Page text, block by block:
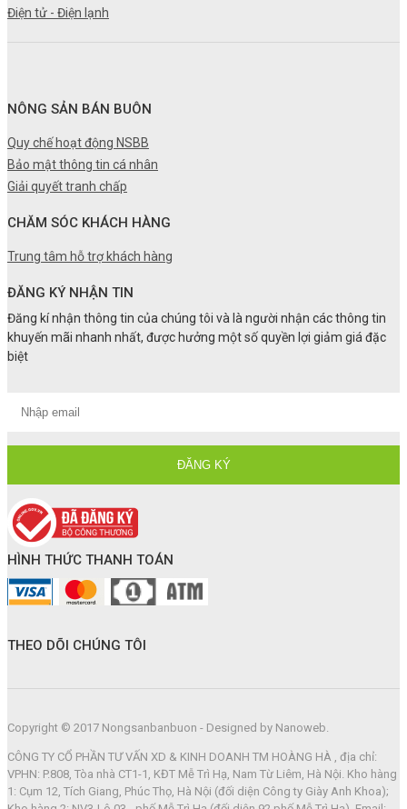
Điện tử - Điện lạnh
NÔNG SẢN BÁN BUÔN
Quy chế hoạt động NSBB
Bảo mật thông tin cá nhân
Giải quyết tranh chấp
CHĂM SÓC KHÁCH HÀNG
Trung tâm hỗ trợ khách hàng
ĐĂNG KÝ NHẬN TIN
Đăng kí nhận thông tin của chúng tôi và là người nhận các thông tin
khuyến mãi nhanh nhất, được hưởng một số quyền lợi giảm giá đặc
biệt
HÌNH THỨC THANH TOÁN
THEO DÕI CHÚNG TÔI
Copyright © 2017 Nongsanbanbuon - Designed by Nanoweb.
CÔNG TY CỔ PHẦN TƯ VẤN XD & KINH DOANH TM HOÀNG HÀ , địa chỉ:
VPHN: P.808, Tòa nhà CT1-1, KĐT Mễ Trì Hạ, Nam Từ Liêm, Hà Nội. Kho hàng
1: Cụm 12, Tích Giang, Phúc Thọ, Hà Nội (đối diện Công ty Giày Anh Khoa);